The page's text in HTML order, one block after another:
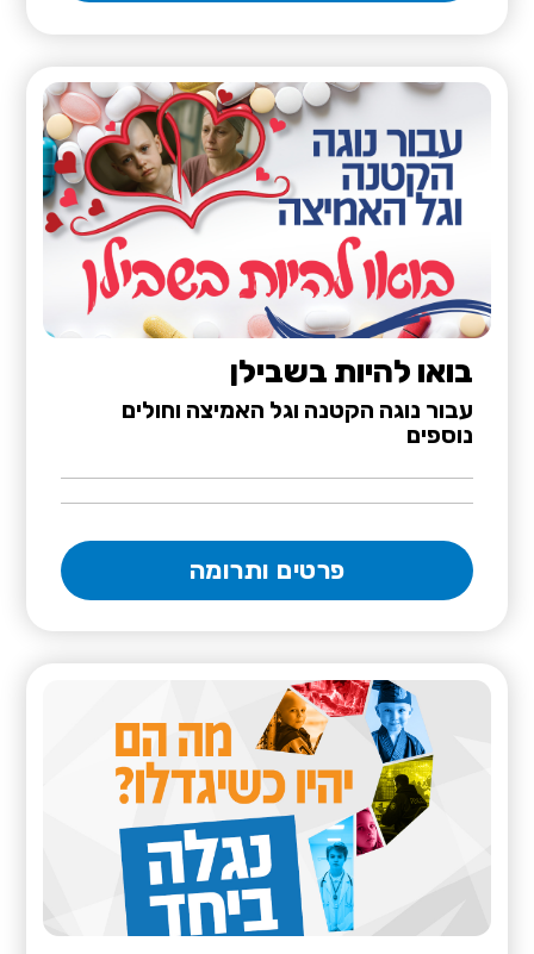
בואו להיות בשבילן
עבור נוגה הקטנה וגל האמיצה וחולים
נוספים
פרטים ותרומה